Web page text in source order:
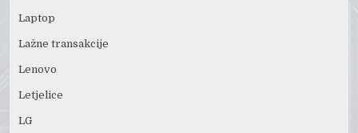
Laptop
Lažne transakcije
Lenovo
Letjelice
LG